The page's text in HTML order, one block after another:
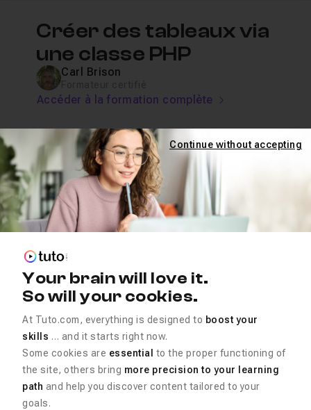
Créer des tableaux via
une classe PHP
Carl Brison
Accéder à la formation complète